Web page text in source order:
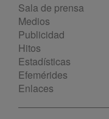
Sala de prensa
Medios
Publicidad
Hitos
Estadísticas
Efemérides
Enlaces